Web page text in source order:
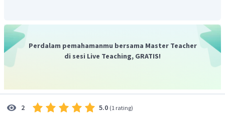
didapatkan adalah Rp560.000.
Perdalam pemahamanmu bersama Master Teacher
di sesi Live Teaching, GRATIS!
2 5.0 (1 rating)